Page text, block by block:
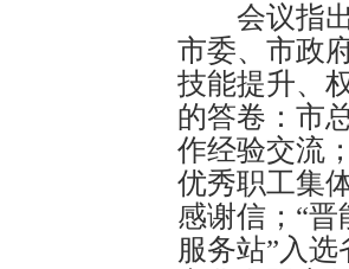
会议指出
市委、市政
技能提升、
的答卷：市
作经验交流
优秀职工集
感谢信；“晋
服务站”入